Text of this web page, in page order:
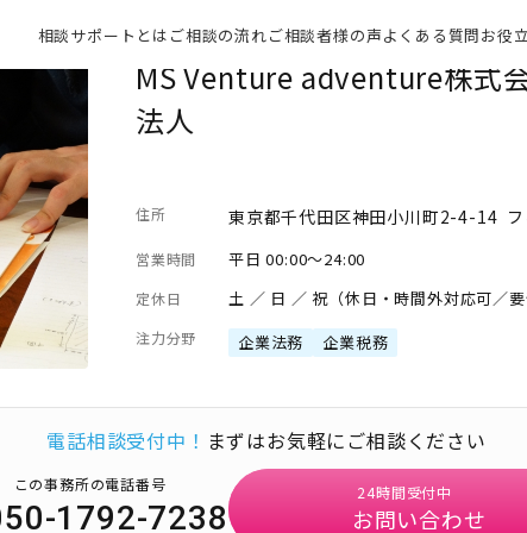
相談サポートとは ご相談の流れご相談者様の声よくある質問お役
MS Venture adventure株式
法人
住所 東京都千代田区神田小川町2-4-14
営業時間 平日 00:00～24:00
定休日 土 ／ 日 ／ 祝（休日・時間外対応可／要
注力分野 企業法務 企業税務
電話相談受付中！ まずはお気軽にご相談ください
この事務所の電話番号
1792-7238
24時間受付中
お問い合わせ